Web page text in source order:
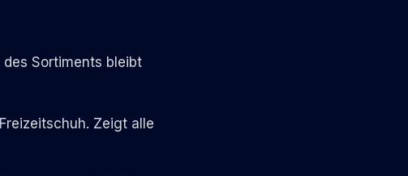
Sortiments bleibt
Zeigt alle